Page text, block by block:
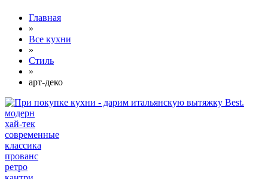
Главная
»
Все кухни
»
Стиль
»
арт-деко
модерн
хай-тек
современные
классика
прованс
ретро